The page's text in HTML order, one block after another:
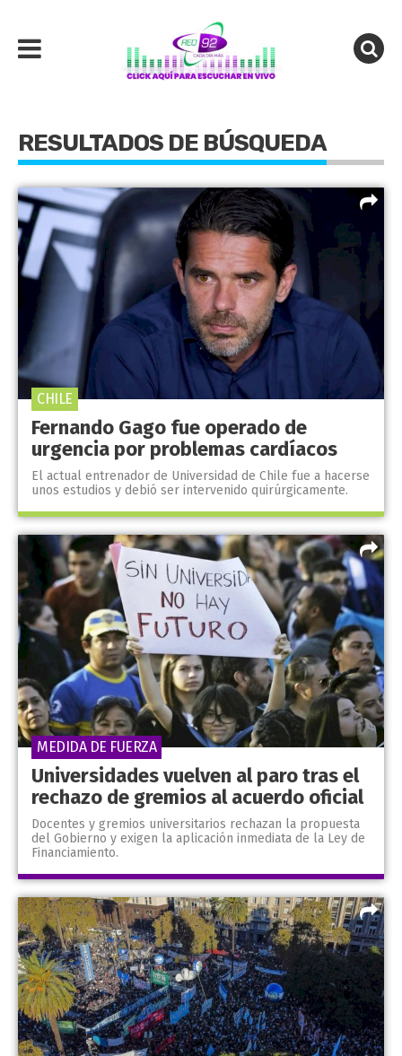
RESULTADOS DE BÚSQUEDA
Fernando Gago fue operado de
urgencia por problemas cardíacos
El actual entrenador de Universidad de Chile fue a hacerse
unos estudios y debió ser intervenido quirúrgicamente.
CHILE
Universidades vuelven al paro tras el
rechazo de gremios al acuerdo oficial
Docentes y gremios universitarios rechazan la propuesta
del Gobierno y exigen la aplicación inmediata de la Ley de
Financiamiento.
MEDIDA DE FUERZA